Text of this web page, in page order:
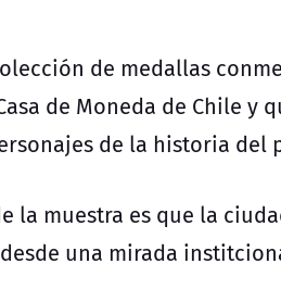
de medallas
de Moneda de Chile y
de la historia del
la muestra es que la
una mirada